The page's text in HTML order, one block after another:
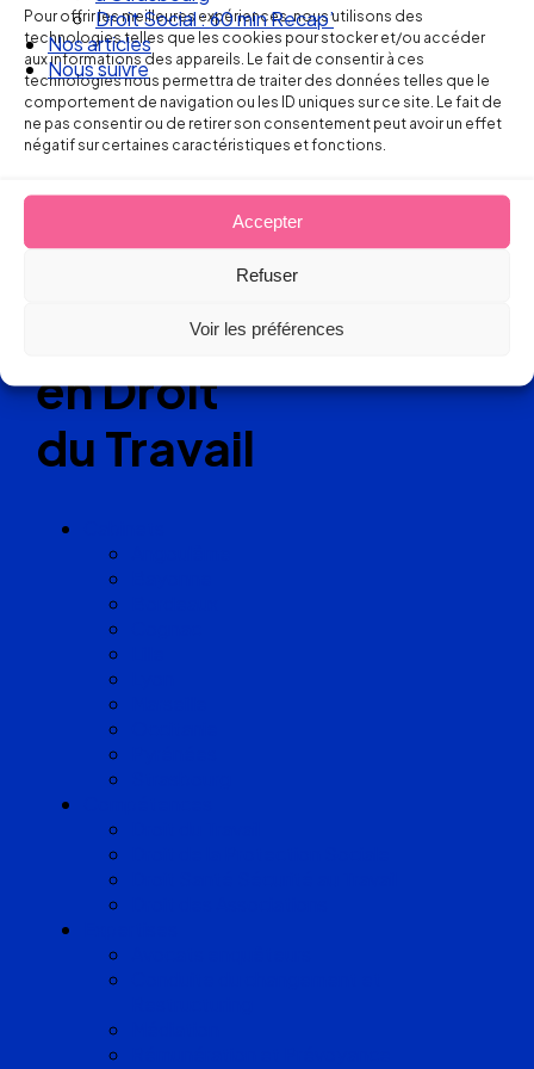
Pour offrir les meilleures expériences, nous utilisons des
technologies telles que les cookies pour stocker et/ou accéder
aux informations des appareils. Le fait de consentir à ces
technologies nous permettra de traiter des données telles que le
comportement de navigation ou les ID uniques sur ce site. Le fait de
ne pas consentir ou de retirer son consentement peut avoir un effet
négatif sur certaines caractéristiques et fonctions.
Accepter
Refuser
Voir les préférences
Nos articles
Nous suivre
Ellipse Avocats
Réseau
de cabinets
d’avocats
experts
en Droit
du Travail